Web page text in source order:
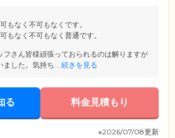
もなく不可もなくです。
もなく不可もなく普通です。
フさん皆様頑張っておられるのは解りますが
ました。気持ち... 続きを見る
る 料金見積もり
※2026/07/08更新